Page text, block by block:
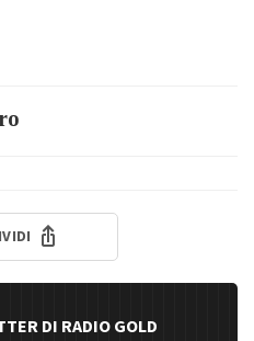
DI RADIO GOLD